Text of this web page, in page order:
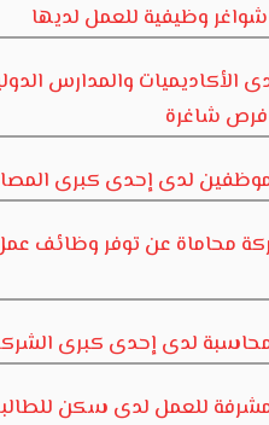
وظيفية للعمل لديها
الأكاديميات والمدارس
فرص شاغرة
لدى إحدى كبرى
محاماة عن توفر وظائف
لدى إحدى كبرى
للعمل لدى سكن